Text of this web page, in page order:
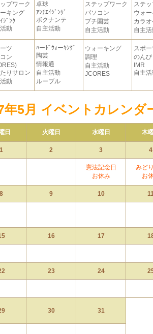
プワーク
キング
ｼﾞﾝｸ
動
卓球
ｱﾝﾁｴｲｼﾞﾝｸﾞ
ボクナンテ
自主活動
ステップワーク
パソコン
プチ園芸
自主活動
ステ
ウォ
カラ
自主
ツ
ン
りサロン
動
ﾊーﾄﾞｳｫーｷﾝｸﾞ
陶芸
情報通
自主活動
ルーブル
ウォーキング
調理
自主活動
JCORES
スポ
のん
IMR
自主
年5月 イベントカレンダ
日 火曜日 水曜日 木
1 2 3 4
憲法記念日
お休み
みど
お
8 9 10
16 17
23 24
30 31